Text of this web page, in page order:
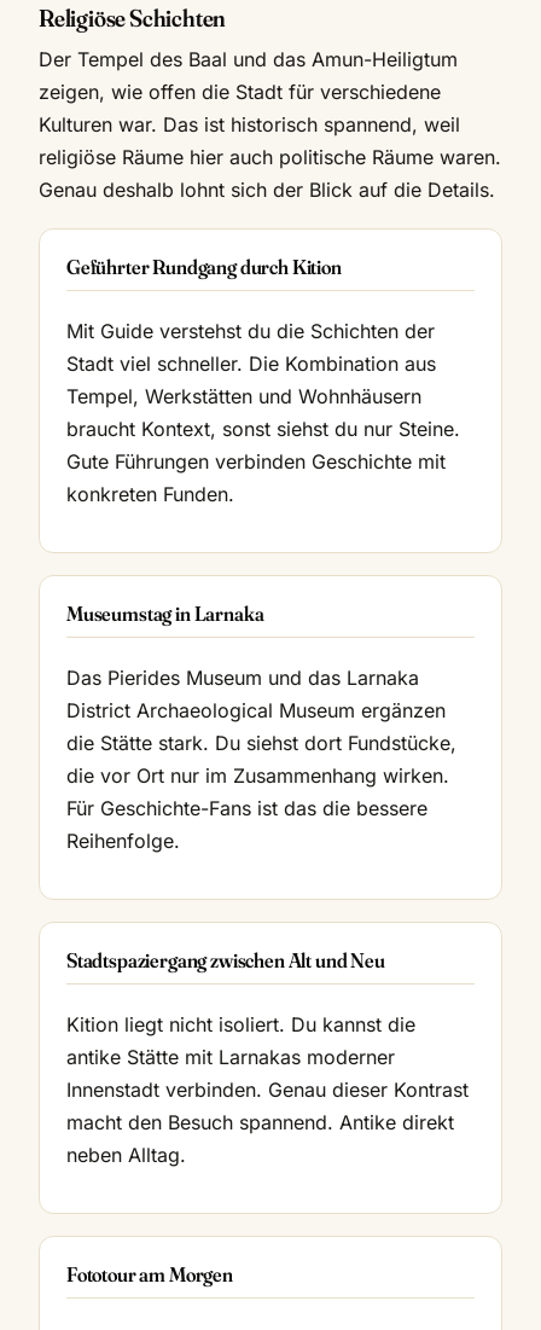
Religiöse Schichten
Der Tempel des Baal und das Amun-Heiligtum
zeigen, wie offen die Stadt für verschiedene
Kulturen war. Das ist historisch spannend, weil
religiöse Räume hier auch politische Räume waren.
Genau deshalb lohnt sich der Blick auf die Details.
Geführter Rundgang durch Kition
Mit Guide verstehst du die Schichten der
Stadt viel schneller. Die Kombination aus
Tempel, Werkstätten und Wohnhäusern
braucht Kontext, sonst siehst du nur Steine.
Gute Führungen verbinden Geschichte mit
konkreten Funden.
Museumstag in Larnaka
Das Pierides Museum und das Larnaka
District Archaeological Museum ergänzen
die Stätte stark. Du siehst dort Fundstücke,
die vor Ort nur im Zusammenhang wirken.
Für Geschichte-Fans ist das die bessere
Reihenfolge.
Stadtspaziergang zwischen Alt und Neu
Kition liegt nicht isoliert. Du kannst die
antike Stätte mit Larnakas moderner
Innenstadt verbinden. Genau dieser Kontrast
macht den Besuch spannend. Antike direkt
neben Alltag.
Fototour am Morgen